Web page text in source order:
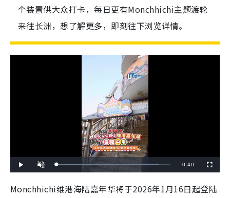
个装置供大众打卡，每日更有Monchhichi主题渡轮
来往长洲，想了解更多，即刻往下浏览详情。
l
n
e
L
o
e
d
R
-0:40
u
s
c
Monchhichi维港海陆嘉年华将于2026年1月16日起登陆